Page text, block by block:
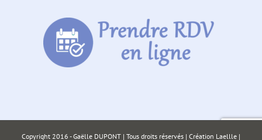
Copyright 2016 - Gaëlle DUPONT | Tous droits réservés | Création Laellle |